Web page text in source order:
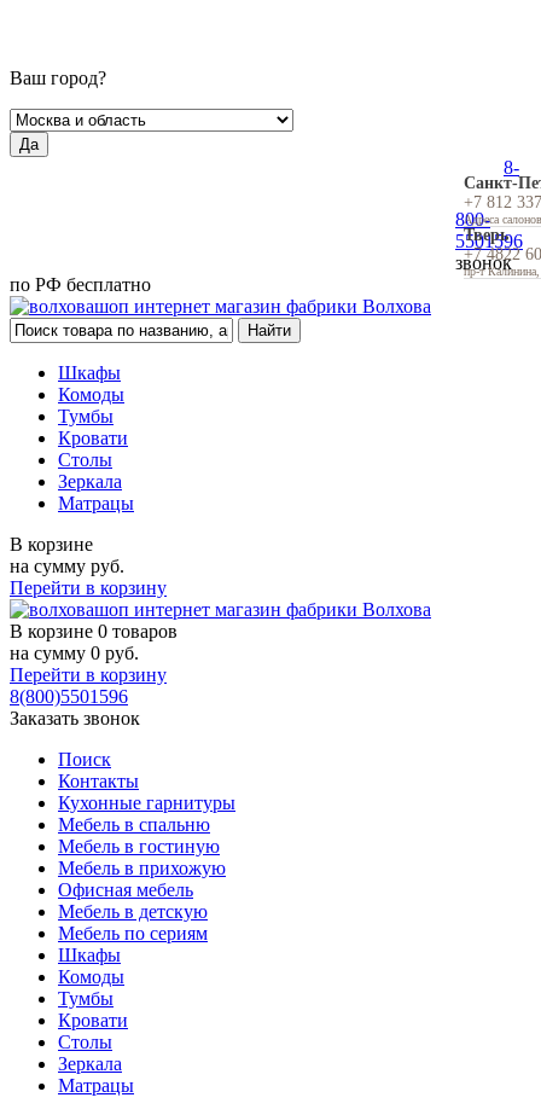
Ваш город?
Да
Санкт-
+7 812
Адреса
Тверь
+7 4822
пр-т
8-
800-
5501596
звонок
по РФ бесплатно
Шкафы
Комоды
Тумбы
Кровати
Столы
Зеркала
Матрацы
В корзине
на сумму руб.
Перейти в корзину
В корзине 0 товаров
на сумму 0 руб.
Перейти в корзину
8(800)5501596
Заказать звонок
Поиск
Контакты
Кухонные гарнитуры
Мебель в спальню
Мебель в гостиную
Мебель в прихожую
Офисная мебель
Мебель в детскую
Мебель по сериям
Шкафы
Комоды
Тумбы
Кровати
Столы
Зеркала
Матрацы